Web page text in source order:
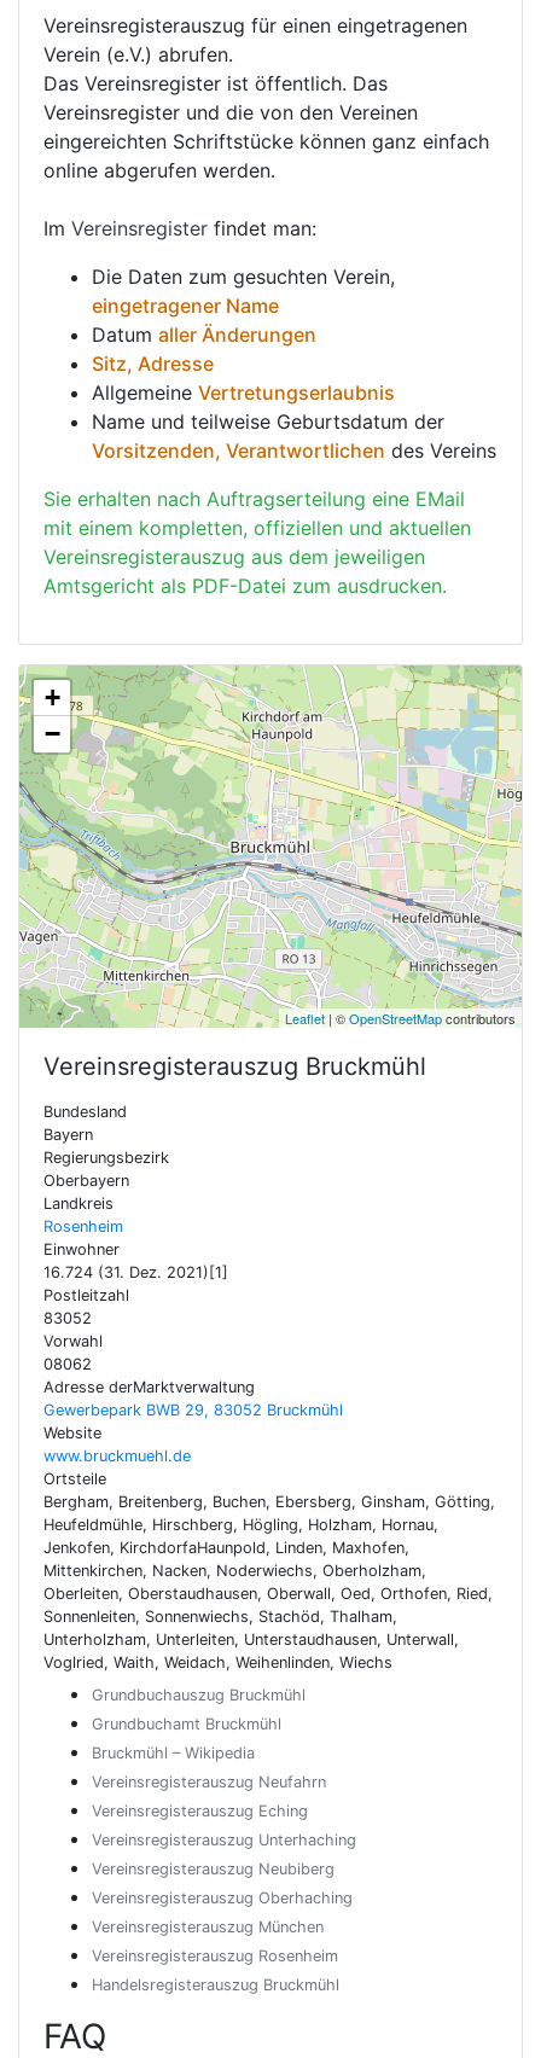
Vereinsregisterauszug für einen eingetragenen
Verein (e.V.) abrufen.
Das Vereinsregister ist öffentlich. Das
Vereinsregister und die von den Vereinen
eingereichten Schriftstücke können ganz einfach
online abgerufen werden.
Im Vereinsregister findet man:
Die Daten zum gesuchten Verein,
eingetragener Name
Datum aller Änderungen
Sitz, Adresse
Allgemeine Vertretungserlaubnis
Name und teilweise Geburtsdatum der
Vorsitzenden, Verantwortlichen des Vereins
Sie erhalten nach Auftragserteilung eine EMail
mit einem kompletten, offiziellen und aktuellen
Vereinsregisterauszug aus dem jeweiligen
Amtsgericht als PDF-Datei zum ausdrucken.
+
−
Leaflet| ©OpenStreetMapcontributors
Vereinsregisterauszug Bruckmühl
Bundesland
Bayern
Regierungsbezirk
Oberbayern
Landkreis
Rosenheim
Einwohner
16.724 (31. Dez. 2021)[1]
Postleitzahl
83052
Vorwahl
08062
Adresse derMarktverwaltung
Gewerbepark BWB 29, 83052 Bruckmühl
Website
www.bruckmuehl.de
Ortsteile
Bergham, Breitenberg, Buchen, Ebersberg, Ginsham, Götting,
Heufeldmühle, Hirschberg, Högling, Holzham, Hornau,
Jenkofen, KirchdorfaHaunpold, Linden, Maxhofen,
Mittenkirchen, Nacken, Noderwiechs, Oberholzham,
Oberleiten, Oberstaudhausen, Oberwall, Oed, Orthofen, Ried,
Sonnenleiten, Sonnenwiechs, Stachöd, Thalham,
Unterholzham, Unterleiten, Unterstaudhausen, Unterwall,
Voglried, Waith, Weidach, Weihenlinden, Wiechs
Grundbuchauszug Bruckmühl
Grundbuchamt Bruckmühl
Bruckmühl – Wikipedia
Vereinsregisterauszug Neufahrn
Vereinsregisterauszug Eching
Vereinsregisterauszug Unterhaching
Vereinsregisterauszug Neubiberg
Vereinsregisterauszug Oberhaching
Vereinsregisterauszug München
Vereinsregisterauszug Rosenheim
Handelsregisterauszug Bruckmühl
FAQ